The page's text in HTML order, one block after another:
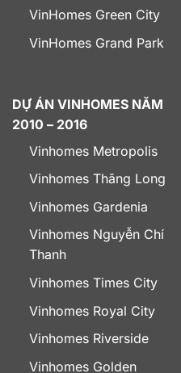
VinHomes Green City
VinHomes Grand Park
DỰ ÁN VINHOMES NĂM
2010 – 2016
Vinhomes Metropolis
Vinhomes Thăng Long
Vinhomes Gardenia
Vinhomes Nguyễn Chí
Thanh
Vinhomes Times City
Vinhomes Royal City
Vinhomes Riverside
Vinhomes Golden